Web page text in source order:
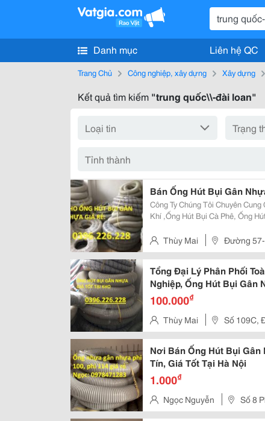
Danh mục Liên hệ QC
Trang Chủ Công nghiệp, xây dựng Xây dựng
Kết quả tìm kiếm "trung quốc\\-đài loan"
Bán Ống Hút Bụi Gân
Công Ty Chúng Tôi Chuyên
Khí ,Ống Hút Bụi Cà Phê, Ống
Trung Quốc , Đài Loan, Nhật
Thùy Mai Đường 57-
Tổng Đại Lý Phân Phối
Nghiệp, Ống Hút Bụi Gân
100.000₫
Thùy Mai Số 109C,
Nơi Bán Ống Hút Bụi Gân
Tín, Giá Tốt Tại Hà Nội
1.000₫
Ngọc Nguyễn
Số 8
Nội